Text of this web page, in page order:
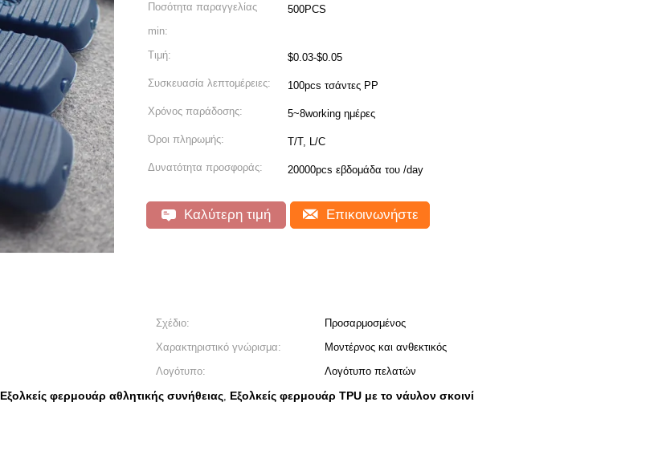
Ποσότητα παραγγελίας
min:
500PCS
Τιμή: $0.03-$0.05
Συσκευασία λεπτομέρειες: 100pcs τσάντες PP
Χρόνος παράδοσης: 5~8working ημέρες
Όροι πληρωμής: T/T, L/C
Δυνατότητα προσφοράς: 20000pcs εβδομάδα του /day
Καλύτερη τιμή Επικοινωνήστε
Σχέδιο:
Προσαρμοσμένος
Χαρακτηριστικό γνώρισμα:
Μοντέρνος και ανθεκτικός
Λογότυπο:
Λογότυπο πελατών
Εξολκείς φερμουάρ αθλητικής συνήθειας, Εξολκείς φερμουάρ TPU με το νάυλον σκοινί